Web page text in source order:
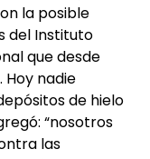
la posible
del Instituto
que desde
nadie
de hielo
“nosotros
las